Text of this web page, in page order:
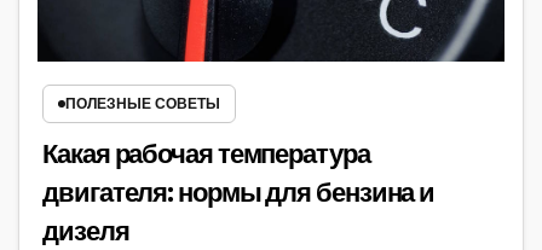
ПОЛЕЗНЫЕ СОВЕТЫ
Какая рабочая температура
двигателя: нормы для бензина и
дизеля